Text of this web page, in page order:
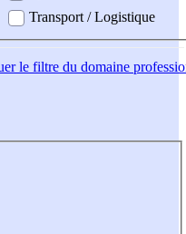
Transport / Logistique
le filtre du domaine